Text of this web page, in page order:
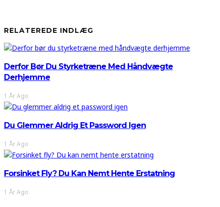
RELATEREDE INDLÆG
Derfor Bør Du Styrketræne Med Håndvægte
Derhjemme
1 År Ago
Du Glemmer Aldrig Et Password Igen
1 År Ago
Forsinket Fly? Du Kan Nemt Hente Erstatning
1 År Ago